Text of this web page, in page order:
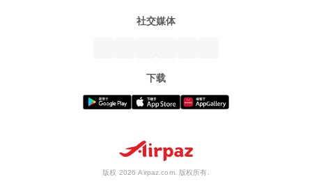
社交媒体
下载
版权 2026 Airpaz.com. 版权所有.